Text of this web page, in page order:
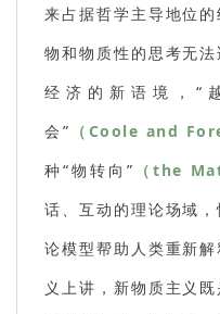
来占据哲学主导地位
物和物质性的思考无
经济的新语境，“
会” （Coole and
种“物转向” （the
话、互动的理论场域
论模型帮助人类重新
义上讲，新物质主义